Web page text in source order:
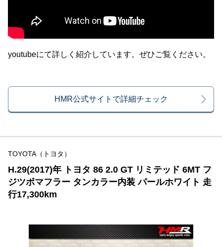
youtubeにて詳しく紹介しています。ぜひご覧ください。
HMR公式サイトで詳細チェック
TOYOTA（トヨタ）
H.29(2017)年 トヨタ 86 2.0 GT リミテッド 6MT フ
ジツボマフラー タンカラー内装 パールホワイト 走
行17,300km